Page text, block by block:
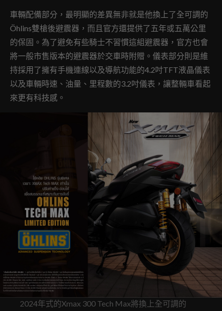
車輛配備部分，最明顯的差異無非就是他換上了全可調的
Öhlins雙槍後避震器，而且官方還提供了五年或五萬公里
的保固。為了避免有些騎士不習慣這組避震器，官方也會
將一般市售版本的避震器於交車時附贈。儀表部分則是維
持採用了擁有手機連線以及導航功能的4.2吋TFT液晶儀表
以及車輛時速、油量、里程數的3.2吋儀表，讓整輛車看起
來更有科技感。
2024年式的Xmax 300 Tech Max將換上全可調的